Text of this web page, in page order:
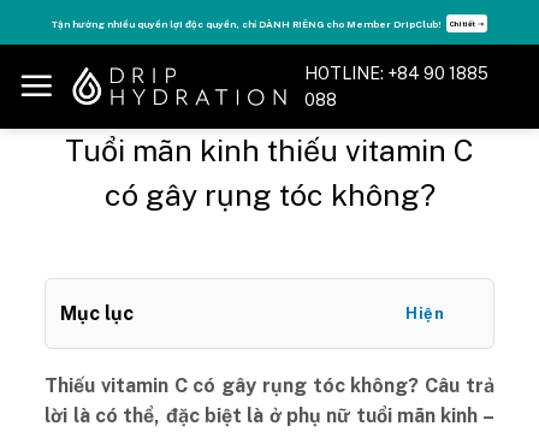
to
content
Tận hưởng nhiều quyền lợi độc quyền, chỉ DÀNH RIÊNG cho Member DripClub! Chi tiết ➝
HOTLINE: +84 90 1885
088
Tuổi mãn kinh thiếu vitamin C
có gây rụng tóc không?
Mục lục Hiện
Thiếu vitamin C có gây rụng tóc không? Câu trả
lời là có thể, đặc biệt là ở phụ nữ tuổi mãn kinh –